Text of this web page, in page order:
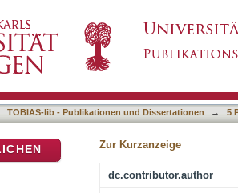
TOBIAS-lib - Publikationen und Dissertationen → 5
Zur Kurzanzeige
dc.contributor.author